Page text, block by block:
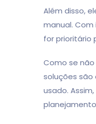
Além disso,
manual.
for prioritário
Como se
soluções
usado.